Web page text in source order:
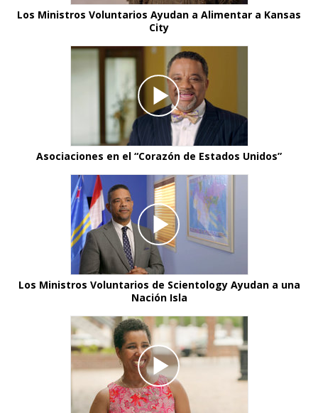
Los Ministros Voluntarios Ayudan a Alimentar a Kansas
City
Asociaciones en el “Corazón de Estados Unidos”
Los Ministros Voluntarios de Scientology Ayudan a una
Nación Isla